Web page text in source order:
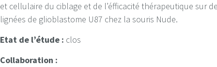
et cellulaire du ciblage et de l’éfficacité thérapeutique sur
lignées de glioblastome U87 chez la souris Nude.
Etat de l’étude : clos
Collaboration :